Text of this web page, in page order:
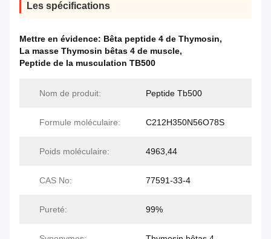
Les spécifications
Mettre en évidence: Bêta peptide 4 de Thymosin,
La masse Thymosin bêtas 4 de muscle,
Peptide de la musculation TB500
Nom de produit: Peptide Tb500
Formule moléculaire: C212H350N56O78S
Poids moléculaire: 4963,44
CAS No: 77591-33-4
Pureté: 99%